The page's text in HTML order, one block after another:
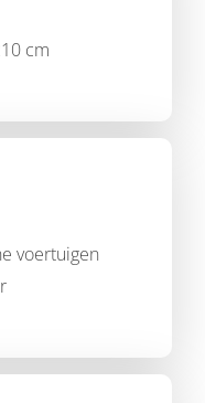
cm
voertuigen